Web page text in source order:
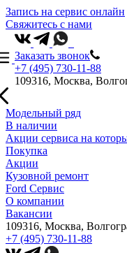
Запись на сервис онлайн
Свяжитесь с нами
Заказать звонок
+7 (495) 730-11-88
109316, Москва,
Модельный ряд
В наличии
Акции сервиса на
Покупка
Акции
Кузовной ремонт
Ford Сервис
О компании
Вакансии
109316, Москва,
+7 (495) 730-11-88